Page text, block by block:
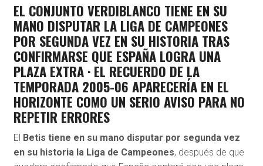
EL CONJUNTO VERDIBLANCO TIENE EN SU
MANO DISPUTAR LA LIGA DE CAMPEONES
POR SEGUNDA VEZ EN SU HISTORIA TRAS
CONFIRMARSE QUE ESPAÑA LOGRA UNA
PLAZA EXTRA · EL RECUERDO DE LA
TEMPORADA 2005-06 APARECERÍA EN EL
HORIZONTE COMO UN SERIO AVISO PARA NO
REPETIR ERRORES
El Betis tiene en su mano disputar por segunda vez
en su historia la Liga de Campeones, después de que